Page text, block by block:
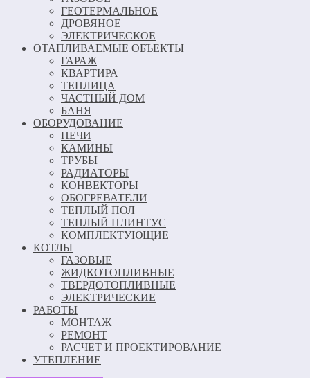
ГЕОТЕРМАЛЬНОЕ
ДРОВЯНОЕ
ЭЛЕКТРИЧЕСКОЕ
ОТАПЛИВАЕМЫЕ ОБЪЕКТЫ
ГАРАЖ
КВАРТИРА
ТЕПЛИЦА
ЧАСТНЫЙ ДОМ
БАНЯ
ОБОРУДОВАНИЕ
ПЕЧИ
КАМИНЫ
ТРУБЫ
РАДИАТОРЫ
КОНВЕКТОРЫ
ОБОГРЕВАТЕЛИ
ТЕПЛЫЙ ПОЛ
ТЕПЛЫЙ ПЛИНТУС
КОМПЛЕКТУЮЩИЕ
КОТЛЫ
ГАЗОВЫЕ
ЖИДКОТОПЛИВНЫЕ
ТВЕРДОТОПЛИВНЫЕ
ЭЛЕКТРИЧЕСКИЕ
РАБОТЫ
МОНТАЖ
РЕМОНТ
РАСЧЕТ И ПРОЕКТИРОВАНИЕ
УТЕПЛЕНИЕ